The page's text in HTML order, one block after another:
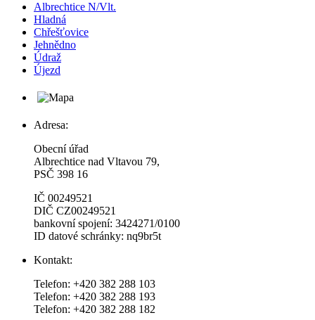
Albrechtice N/Vlt.
Hladná
Chřešťovice
Jehnědno
Údraž
Újezd
Adresa:
Obecní úřad
Albrechtice nad Vltavou 79,
PSČ 398 16
IČ 00249521
DIČ CZ00249521
bankovní spojení: 3424271/0100
ID datové schránky: nq9br5t
Kontakt:
Telefon: +420 382 288 103
Telefon: +420 382 288 193
Telefon: +420 382 288 182